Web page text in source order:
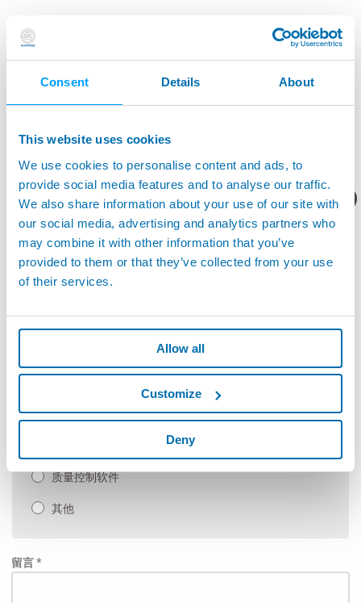
Consent Details About
This website uses cookies
We use cookies to personalise content and ads, to
provide social media features and to analyse our traffic.
We also share information about your use of our site with
our social media, advertising and analytics partners who
may combine it with other information that you’ve
provided to them or that they’ve collected from your use
of their services.
Allow all
Customize
Deny
表中的选择对应的应用范围: *
航空航天
生产监控
柔性非接触式测量
手动检具以及SPC软件
自动测量机和定制应用
泄漏检测和装配
自动化（装配线及生产线）
质量控制软件
其他
留言 *
您想要了解什么呢？